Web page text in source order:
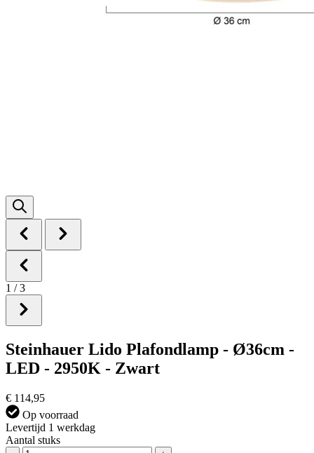
1 / 3
Steinhauer Lido Plafondlamp - Ø36cm -
LED - 2950K - Zwart
€ 114,95
Op voorraad
Levertijd 1 werkdag
Aantal stuks